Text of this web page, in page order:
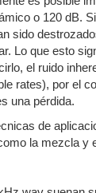
o 120 dB.
sido
Lo que esto
el ruido
rates), por el
una pérdida.
de
la mezcla y